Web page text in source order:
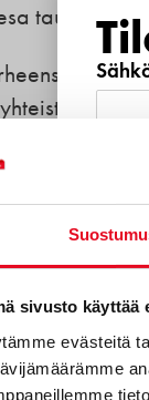
sivusto käyttää
evästeitä
taustoittaa.
aikana Vesa